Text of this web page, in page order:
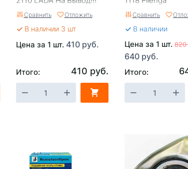
Сравнить Отложить
В наличии 3 шт
Цена за 1 шт. 410 руб.
Итого: 410 руб.
Сравнить
В наличии
Цена за 1 шт. 820
640 руб.
Итого: